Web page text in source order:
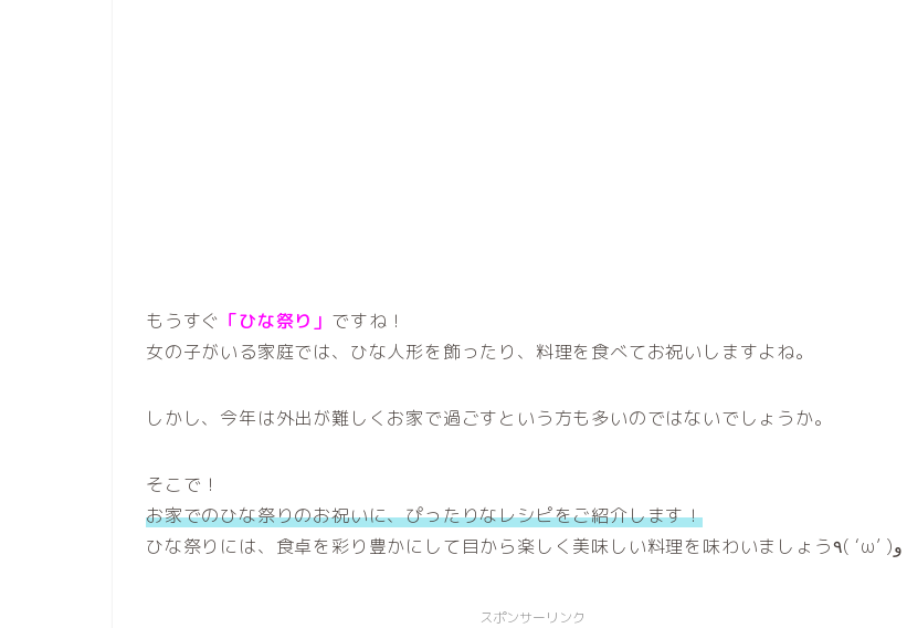
もうすぐ 「ひな祭り」 ですね！
女の子がいる家庭では、ひな人形を飾ったり、料理を食べてお祝いしますよね。
しかし、今年は外出が難しくお家で過ごすという方も多いのではないでしょうか。
そこで！
お家でのひな祭りのお祝いに、ぴったりなレシピをご紹介します！
ひな祭りには、食卓を彩り豊かにして目から楽しく美味しい料理を味わいましょう٩( ‘ω’ )و
スポンサーリンク